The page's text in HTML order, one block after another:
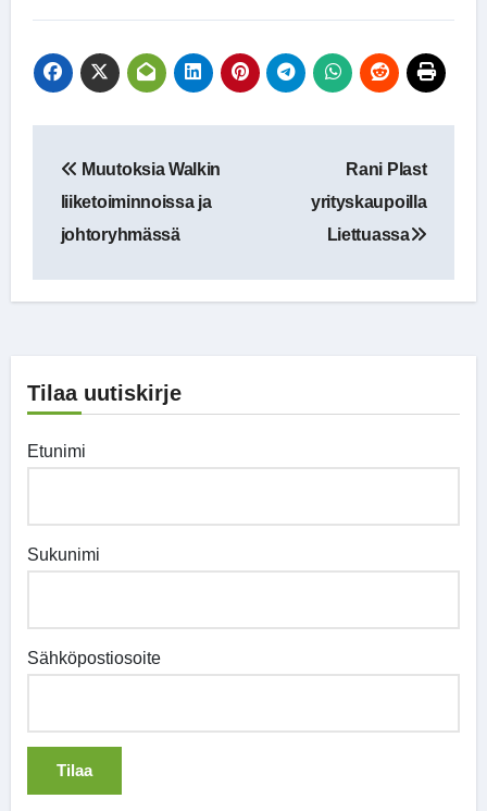
selaus
Muutoksia Walkin
liiketoiminnoissa ja
johtoryhmässä
Rani Plast
yrityskaupoilla
Liettuassa
Tilaa uutiskirje
Etunimi
Sukunimi
Sähköpostiosoite